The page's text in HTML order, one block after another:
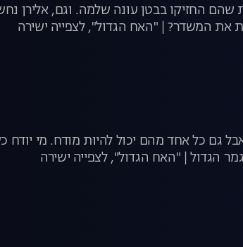
החזיקו בבטן עונה שלמה. וגם, אלירן
את המשדר? | "האח הגדול", לצפייה ישירה
גם כל אחד מהם יכול להיות מודח. מי
הגדול | "האח הגדול", לצפייה ישירה